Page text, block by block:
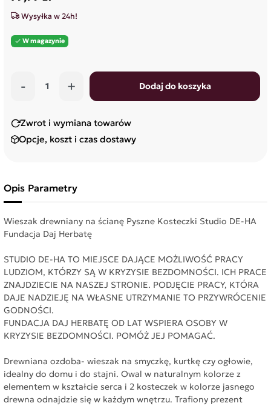
Wysyłka w 24h!
 W magazynie
- + Dodaj do koszyka
Zwrot i wymiana towarów
Opcje, koszt i czas dostawy
Opis Parametry
Wieszak drewniany na ścianę Pyszne Kosteczki Studio DE-HA
Fundacja Daj Herbatę
STUDIO DE-HA TO MIEJSCE DAJĄCE MOŻLIWOŚĆ PRACY
LUDZIOM, KTÓRZY SĄ W KRYZYSIE BEZDOMNOŚCI. ICH PRACE
ZNAJDZIECIE NA NASZEJ STRONIE. PODJĘCIE PRACY, KTÓRA
DAJE NADZIEJĘ NA WŁASNE UTRZYMANIE TO PRZYWRÓCENIE
GODNOŚCI.
FUNDACJA DAJ HERBATĘ OD LAT WSPIERA OSOBY W
KRYZYSIE BEZDOMNOŚCI. POMÓŻ JEJ POMAGAĆ.
Drewniana ozdoba- wieszak na smyczkę, kurtkę czy ogłowie,
idealny do domu i do stajni. Owal w naturalnym kolorze z
elementem w kształcie serca i 2 kosteczek w kolorze jasnego
drewna odnajdzie się w każdym wnętrzu. Trafiony prezent